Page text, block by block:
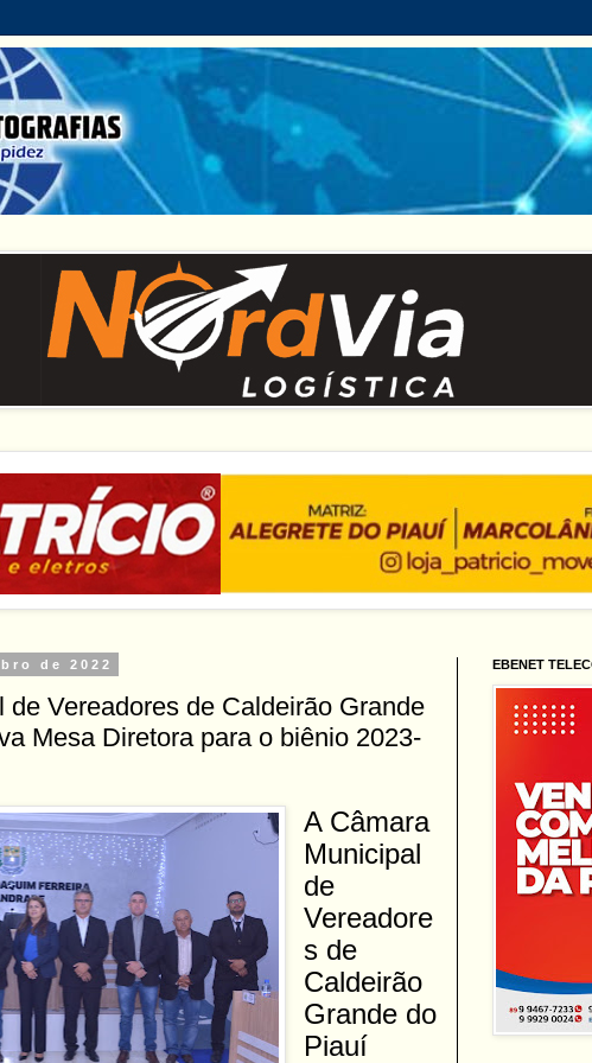
de 2022
de Vereadores de Caldeirão Grande
Mesa Diretora para o biênio 2023-
A Câmara
Municipal
de
Vereadore
s de
Caldeirão
Grande do
Piauí
EBENET